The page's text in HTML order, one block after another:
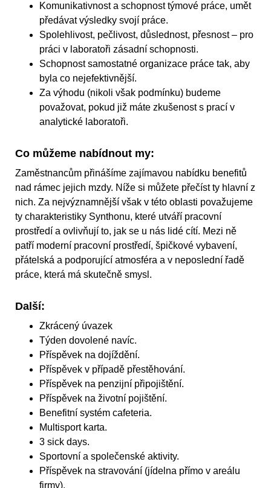
Komunikativnost a schopnost týmové práce, umět
předávat výsledky svojí práce.
Spolehlivost, pečlivost, důslednost, přesnost – pro
práci v laboratoři zásadní schopnosti.
Schopnost samostatné organizace práce tak, aby
byla co nejefektivnější.
Za výhodu (nikoli však podmínku) budeme
považovat, pokud již máte zkušenost s prací v
analytické laboratoři.
Co můžeme nabídnout my:
Zaměstnancům přinášíme zajímavou nabídku benefitů
nad rámec jejich mzdy. Níže si můžete přečíst ty hlavní z
nich. Za nejvýznamnější však v této oblasti považujeme
ty charakteristiky Synthonu, které utváří pracovní
prostředí a ovlivňují to, jak se u nás lidé cítí. Mezi ně
patří moderní pracovní prostředí, špičkové vybavení,
přátelská a podporující atmosféra a v neposlední řadě
práce, která má skutečně smysl.
Další:
Zkrácený úvazek
Týden dovolené navíc.
Příspěvek na dojíždění.
Příspěvek v případě přestěhování.
Příspěvek na penzijní připojištění.
Příspěvek na životní pojištění.
Benefitní systém cafeteria.
Multisport karta.
3 sick days.
Sportovní a společenské aktivity.
Příspěvek na stravování (jídelna přímo v areálu
firmy).